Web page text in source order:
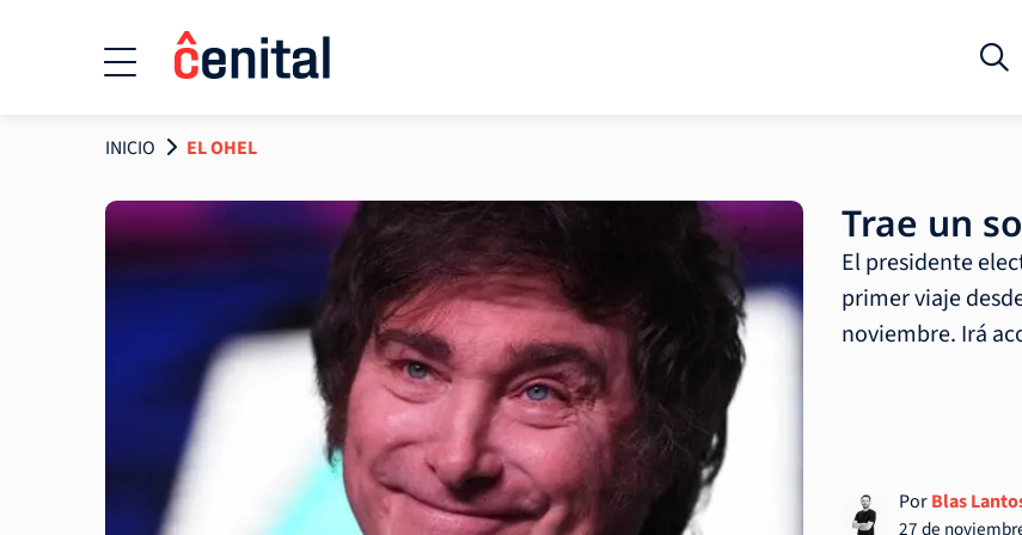
INICIO EL OHEL
Trae un
El presidente
primer viaje
noviembre. Irá
PorBlas
27 de